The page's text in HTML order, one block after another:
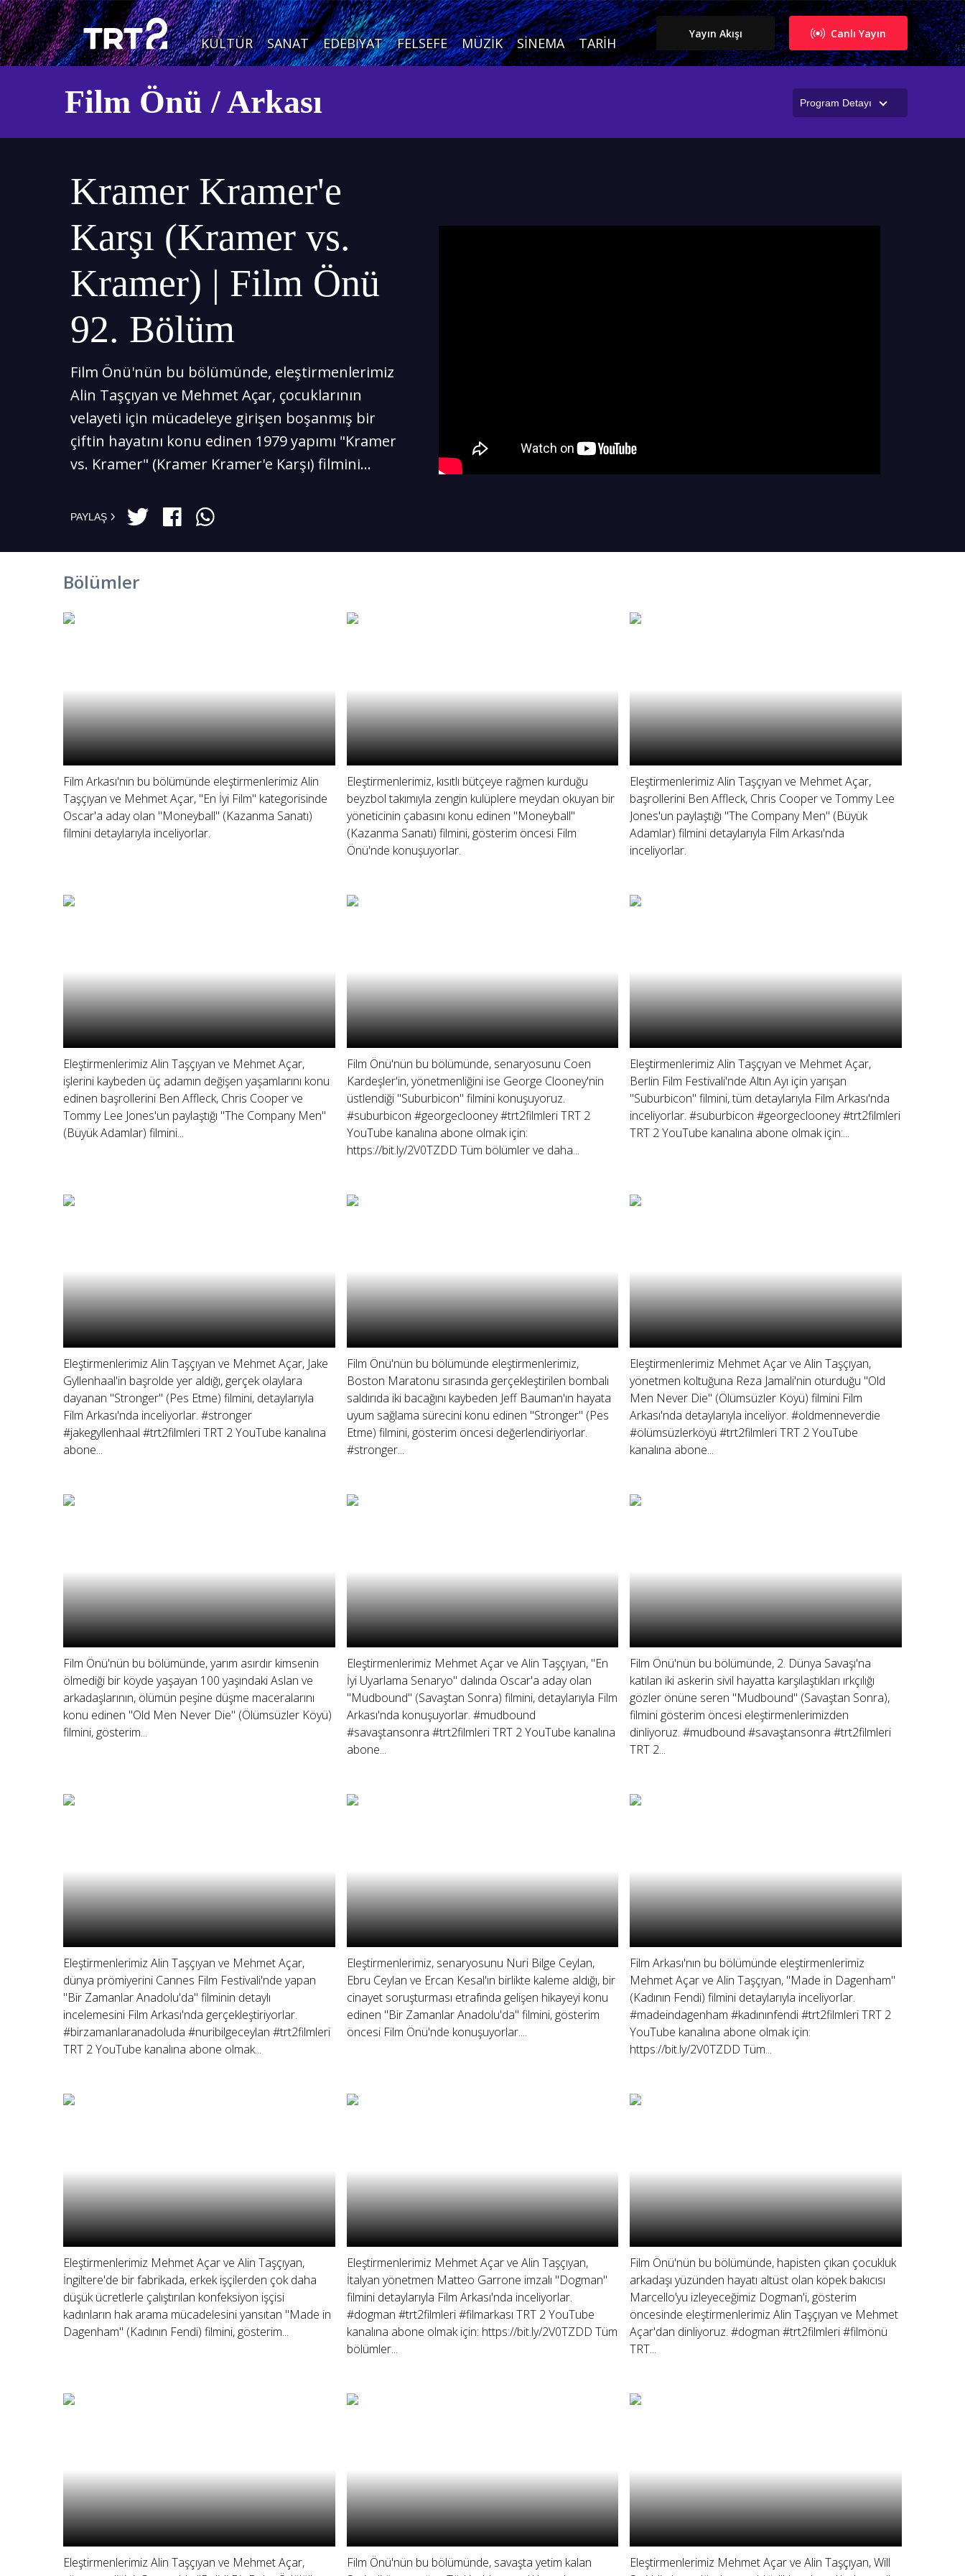
KÜLTÜR SANAT EDEBIYAT FELSEFE MÜZIK SINEMA TARIH
Canlı Yayın
Yayın Akışı
Program Detayı
Film Önü / Arkası
Kramer Kramer'e
Karşı (Kramer vs.
Kramer) | Film Önü
92. Bölüm
Film Önü'nün bu bölümünde, eleştirmenlerimiz
Alin Taşçıyan ve Mehmet Açar, çocuklarının
velayeti için mücadeleye girişen boşanmış bir
çiftin hayatını konu edinen 1979 yapımı "Kramer
vs. Kramer" (Kramer Kramer'e Karşı) filmini...
PAYLAŞ
Bölümler
Film Arkası'nın bu bölümünde eleştirmenlerimiz Alin
Taşçıyan ve Mehmet Açar, "En İyi Film" kategorisinde
Oscar'a aday olan "Moneyball" (Kazanma Sanatı)
filmini detaylarıyla inceliyorlar.
Eleştirmenlerimiz, kısıtlı bütçeye rağmen kurduğu
beyzbol takımıyla zengin kulüplere meydan okuyan bir
yöneticinin çabasını konu edinen "Moneyball"
(Kazanma Sanatı) filmini, gösterim öncesi Film
Önü'nde konuşuyorlar.
Eleştirmenlerimiz Alin Taşçıyan ve Mehmet Açar,
başrollerini Ben Affleck, Chris Cooper ve Tommy Lee
Jones'un paylaştığı "The Company Men" (Büyük
Adamlar) filmini detaylarıyla Film Arkası'nda
inceliyorlar.
Eleştirmenlerimiz Alin Taşçıyan ve Mehmet Açar,
işlerini kaybeden üç adamın değişen yaşamlarını konu
edinen başrollerini Ben Affleck, Chris Cooper ve
Tommy Lee Jones'un paylaştığı "The Company Men"
(Büyük Adamlar) filmini...
Film Önü'nün bu bölümünde, senaryosunu Coen
Kardeşler'in, yönetmenliğini ise George Clooney'nin
üstlendiği "Suburbicon" filmini konuşuyoruz.
#suburbicon #georgeclooney #trt2filmleri TRT 2
YouTube kanalına abone olmak için:
https://bit.ly/2V0TZDD Tüm bölümler ve daha...
Eleştirmenlerimiz Alin Taşçıyan ve Mehmet Açar,
Berlin Film Festivali'nde Altın Ayı için yarışan
"Suburbicon" filmini, tüm detaylarıyla Film Arkası'nda
inceliyorlar. #suburbicon #georgeclooney #trt2filmleri
TRT 2 YouTube kanalına abone olmak için:...
Eleştirmenlerimiz Alin Taşçıyan ve Mehmet Açar, Jake
Gyllenhaal'in başrolde yer aldığı, gerçek olaylara
dayanan "Stronger" (Pes Etme) filmini, detaylarıyla
Film Arkası'nda inceliyorlar. #stronger
#jakegyllenhaal #trt2filmleri TRT 2 YouTube kanalına
abone...
Film Önü'nün bu bölümünde eleştirmenlerimiz,
Boston Maratonu sırasında gerçekleştirilen bombalı
saldırıda iki bacağını kaybeden Jeff Bauman'ın hayata
uyum sağlama sürecini konu edinen "Stronger" (Pes
Etme) filmini, gösterim öncesi değerlendiriyorlar.
#stronger...
Eleştirmenlerimiz Mehmet Açar ve Alin Taşçıyan,
yönetmen koltuğuna Reza Jamali'nin oturduğu "Old
Men Never Die" (Ölümsüzler Köyü) filmini Film
Arkası'nda detaylarıyla inceliyor. #oldmenneverdie
#ölümsüzlerköyü #trt2filmleri TRT 2 YouTube
kanalına abone...
Film Önü'nün bu bölümünde, yarım asırdır kimsenin
ölmediği bir köyde yaşayan 100 yaşındaki Aslan ve
arkadaşlarının, ölümün peşine düşme maceralarını
konu edinen "Old Men Never Die" (Ölümsüzler Köyü)
filmini, gösterim...
Eleştirmenlerimiz Mehmet Açar ve Alin Taşçıyan, "En
İyi Uyarlama Senaryo" dalında Oscar'a aday olan
"Mudbound" (Savaştan Sonra) filmini, detaylarıyla Film
Arkası'nda konuşuyorlar. #mudbound
#savaştansonra #trt2filmleri TRT 2 YouTube kanalına
abone...
Film Önü'nün bu bölümünde, 2. Dünya Savaşı'na
katılan iki askerin sivil hayatta karşılaştıkları ırkçılığı
gözler önüne seren "Mudbound" (Savaştan Sonra),
filmini gösterim öncesi eleştirmenlerimizden
dinliyoruz. #mudbound #savaştansonra #trt2filmleri
TRT 2...
Eleştirmenlerimiz Alin Taşçıyan ve Mehmet Açar,
dünya prömiyerini Cannes Film Festivali'nde yapan
"Bir Zamanlar Anadolu'da" filminin detaylı
incelemesini Film Arkası'nda gerçekleştiriyorlar.
#birzamanlaranadoluda #nuribilgeceylan #trt2filmleri
TRT 2 YouTube kanalına abone olmak...
Eleştirmenlerimiz, senaryosunu Nuri Bilge Ceylan,
Ebru Ceylan ve Ercan Kesal'ın birlikte kaleme aldığı, bir
cinayet soruşturması etrafında gelişen hikayeyi konu
edinen "Bir Zamanlar Anadolu'da" filmini, gösterim
öncesi Film Önü'nde konuşuyorlar....
Film Arkası'nın bu bölümünde eleştirmenlerimiz
Mehmet Açar ve Alin Taşçıyan, "Made in Dagenham"
(Kadının Fendi) filmini detaylarıyla inceliyorlar.
#madeindagenham #kadınınfendi #trt2filmleri TRT 2
YouTube kanalına abone olmak için:
https://bit.ly/2V0TZDD Tüm...
Eleştirmenlerimiz Mehmet Açar ve Alin Taşçıyan,
İngiltere'de bir fabrikada, erkek işçilerden çok daha
düşük ücretlerle çalıştırılan konfeksiyon işçisi
kadınların hak arama mücadelesini yansıtan "Made in
Dagenham" (Kadının Fendi) filmini, gösterim...
Eleştirmenlerimiz Mehmet Açar ve Alin Taşçıyan,
İtalyan yönetmen Matteo Garrone imzalı "Dogman"
filmini detaylarıyla Film Arkası'nda inceliyorlar.
#dogman #trt2filmleri #filmarkası TRT 2 YouTube
kanalına abone olmak için: https://bit.ly/2V0TZDD Tüm
bölümler...
Film Önü'nün bu bölümünde, hapisten çıkan çocukluk
arkadaşı yüzünden hayatı altüst olan köpek bakıcısı
Marcello’yu izleyeceğimiz Dogman'i, gösterim
öncesinde eleştirmenlerimiz Alin Taşçıyan ve Mehmet
Açar'dan dinliyoruz. #dogman #trt2filmleri #filmönü
TRT...
Eleştirmenlerimiz Alin Taşçıyan ve Mehmet Açar,
Film Önü'nün bu bölümünde, savaşta yetim kalan
Eleştirmenlerimiz Mehmet Açar ve Alin Taşçıyan, Will